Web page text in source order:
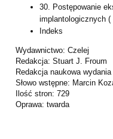
30. Postępowanie
implantologicznych
Indeks
Wydawnictwo: Czelej
Redakcja: Stuart J. Froum
Redakcja naukowa
Słowo wstępne: Marcin
Ilość stron: 729
Oprawa: twarda